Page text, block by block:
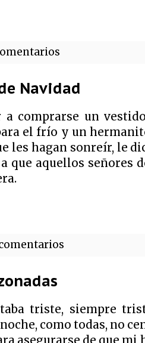
Navidad
a comprarse un
el frío y un
les hagan sonreír, le
que aquellos señores
triste, siempre
como todas, no